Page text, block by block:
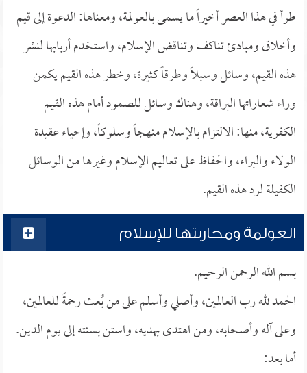
طرأ في هذا العصر أخيراً ما يسمى بالعولمة، ومعناها: الدعوة إلى قيم
وأخلاق ومبادئ تناكف وتناقض الإسلام، واستخدم أربابها لنشر
هذه القيم، وسائل وسبلاً وطرقاً كثيرة، وخطر هذه القيم يكمن
وراء شعاراتها البراقة، وهناك وسائل للصمود أمام هذه القيم
الكفرية، منها: الالتزام بالإسلام منهجاً وسلوكاً، وإحياء عقيدة
الولاء والبراء، والحفاظ على تعاليم الإسلام وغيرها من الوسائل
الكفيلة لرد هذه القيم.
العولمة ومحاربتها للإسلام
بسم الله الرحمن الرحيم.
الحمد لله رب العالمين، وأصلي وأسلم على من بُعث رحمةً للعالمين،
وعلى آله وأصحابه، ومن اهتدى بهديه، واستن بسنته إلى يوم الدين.
أما بعد: